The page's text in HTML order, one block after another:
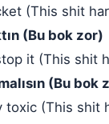
(This shit
(Bu bok zor)
it (This shit
(Bu bok
toxic (This shit